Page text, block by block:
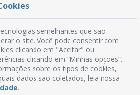
78, Centro
- Mamanguape/PB
3292-2246
à Sexta, das 08h às 13h
semelhantes que são
o site. Você pode consentir com
clicando em "Aceitar" ou
clicando em “Minhas opções”.
sobre os tipos de cookies,
dados são coletados, leia nossa
.